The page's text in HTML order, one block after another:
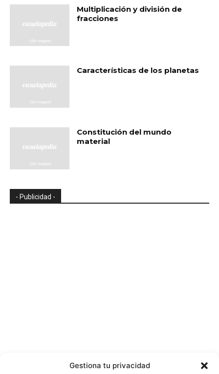
Gestiona tu privacidad
Multiplicación y división de
fracciones
Características de los planetas
Constitución del mundo
material
- Publicidad -